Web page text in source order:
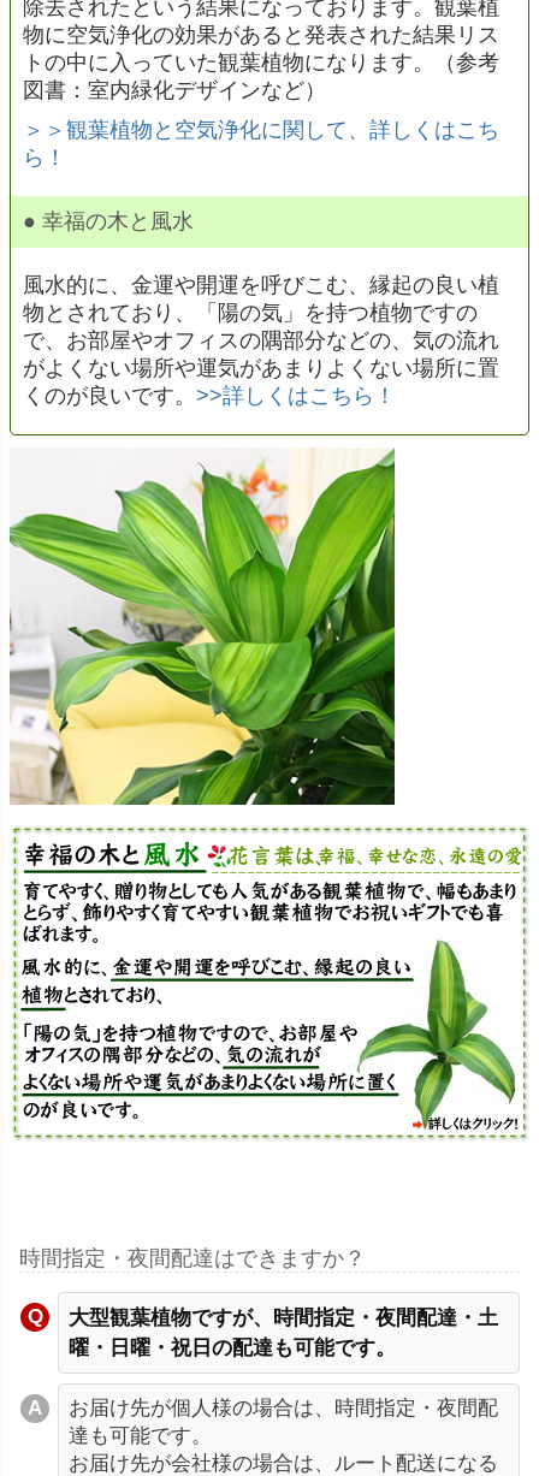
除去されたという結果になっております。観葉植
物に空気浄化の効果があると発表された結果リス
トの中に入っていた観葉植物になります。（参考
図書：室内緑化デザインなど）
＞＞観葉植物と空気浄化に関して、詳しくはこち
ら！
● 幸福の木と風水
風水的に、金運や開運を呼びこむ、縁起の良い植
物とされており、「陽の気」を持つ植物ですの
で、お部屋やオフィスの隅部分などの、気の流れ
がよくない場所や運気があまりよくない場所に置
くのが良いです。 >>詳しくはこちら！
時間指定・夜間配達はできますか？
大型観葉植物ですが、時間指定・夜間配達・土
曜・日曜・祝日の配達も可能です。
お届け先が個人様の場合は、時間指定・夜間配
達も可能です。
お届け先が会社様の場合は、ルート配送になる